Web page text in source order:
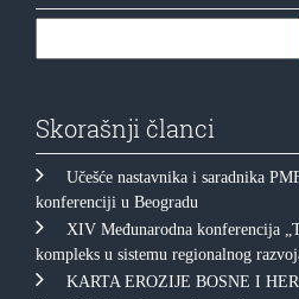
Skorašnji članci
Učešće nastavnika i saradnika
konferenciji u Beogradu
XIV Međunarodna konferencija
kompleks u sistemu regionalnog
KARTA EROZIJE BOSNE I